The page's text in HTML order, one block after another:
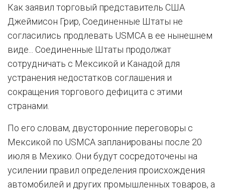
Как заявил торговый представитель США
Джеймисон Грир, Соединенные Штаты не
согласились продлевать USMCA в ее нынешнем
виде... Соединенные Штаты продолжат
сотрудничать с Мексикой и Канадой для
устранения недостатков соглашения и
сокращения торгового дефицита с этими
странами.
По его словам, двусторонние переговоры с
Мексикой по USMCA запланированы после 20
июля в Мехико. Они будут сосредоточены на
усилении правил определения происхождения
автомобилей и других промышленных товаров, а